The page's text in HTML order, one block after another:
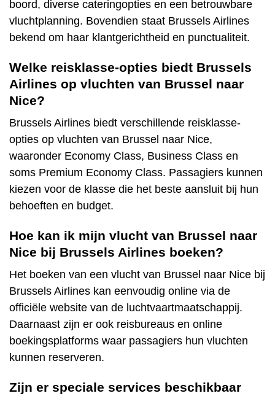
boord, diverse cateringopties en een betrouwbare
vluchtplanning. Bovendien staat Brussels Airlines
bekend om haar klantgerichtheid en punctualiteit.
Welke reisklasse-opties biedt Brussels
Airlines op vluchten van Brussel naar
Nice?
Brussels Airlines biedt verschillende reisklasse-
opties op vluchten van Brussel naar Nice,
waaronder Economy Class, Business Class en
soms Premium Economy Class. Passagiers kunnen
kiezen voor de klasse die het beste aansluit bij hun
behoeften en budget.
Hoe kan ik mijn vlucht van Brussel naar
Nice bij Brussels Airlines boeken?
Het boeken van een vlucht van Brussel naar Nice bij
Brussels Airlines kan eenvoudig online via de
officiële website van de luchtvaartmaatschappij.
Daarnaast zijn er ook reisbureaus en online
boekingsplatforms waar passagiers hun vluchten
kunnen reserveren.
Zijn er speciale services beschikbaar